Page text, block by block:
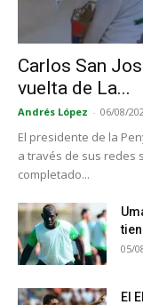
Carlos San
vuelta de La...
Andrés López - 06/08/
El presidente de la
a través de sus redes
completado...
05/
El